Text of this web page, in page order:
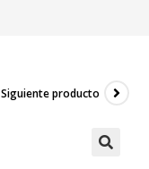
Siguiente producto